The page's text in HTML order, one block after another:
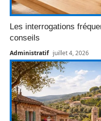
Les interrogations
conseils
Administratif juillet 4, 2026